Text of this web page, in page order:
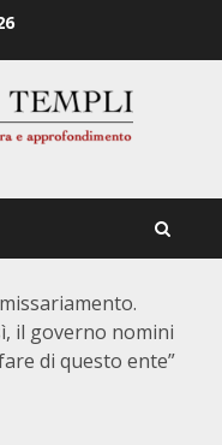
il governo nomini
di questo ente”